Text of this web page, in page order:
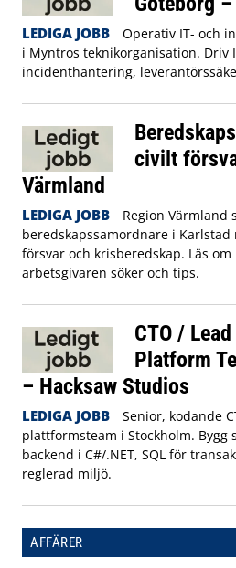
LEDIGA JOBB
Operativ IT- och
i Myntros teknikorganisation. Driv
incidenthantering,
civilt
Värmland
LEDIGA JOBB
Region Värmland
beredskapssamordnare i
försvar och krisberedskap. Läs
arbetsgivaren söker och tips.
CTO /
Platform
– Hacksaw Studios
LEDIGA JOBB
Senior, kodande
plattformsteam i Stockholm. Bygg
backend i C#/.NET, SQL för
reglerad miljö.
AFFÄRER